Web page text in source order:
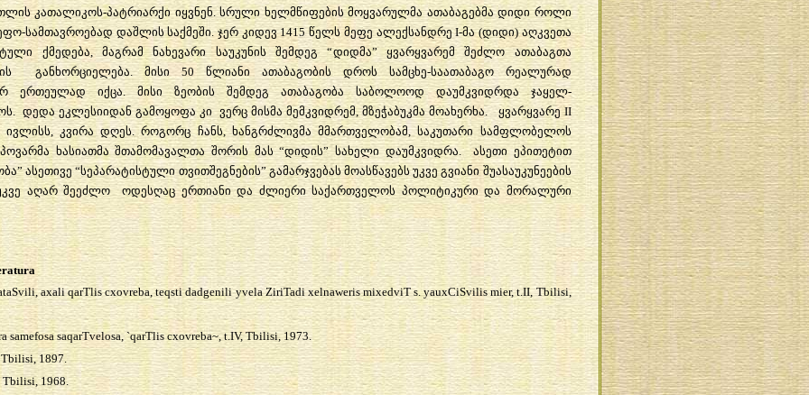
კათალიკოს-პატრიარქი იყვნენ.სრული ხელმწიფების მოყვარულმა ათაბაგებმა დიდი როლი
-სამთავროებად დაშლის საქმეში.ჯერ კიდევ1415წელს მეფე ალექსანდრეI-მა(დიდი)აღკვეთა
ქმედება,მაგრამ ნახევარი საუკუნის შემდეგ“დიდმა”ყვარყვარემ შეძლო
ათაბაგთა
განხორციელება. მისი 50წლიანი ათაბაგობის დროს სამცხე-საათაბაგო
რეალურად
ერთეულად იქცა . მისი ზეობის შემდეგ ათაბაგობა საბოლოოდ დაუმკვიდრდა ჯაყელ-
.დედა ეკლესიიდან გამოყოფა კი ვერც მისმა მემკვიდრემ,მზეჭაბუკმა მოახერხა.ყვარყვარე II
ივლისს,კვირა დღეს.როგორც ჩანს,ხანგრძლივმა მმართველობამ,საკუთარი სამფლობელოს
ხასიათმა შთამომავალთა შორის მას“დიდის” სახელი დაუმკვიდრა .ასეთი ეპითეტით
”ასეთივე“სეპარატისტული თვითშეგნების” გამარჯვებას მოასწავებს უკვე გვიანი შუასაუკუნეების
აღარ შეეძლო ოდესღაც ერთიანი და ძლიერი საქართველოს პოლიტიკური და მორალური
axali qarTlis cxovreba, teqsti dadgenili yvela ZiriTadi xelnaweris mixedviT s. yauxCiSvilis mier, t.II, Tbilisi,
samefosa saqarTvelosa, `qarTlis cxovreba~, t.IV, Tbilisi, 1973.
1897.
1968.